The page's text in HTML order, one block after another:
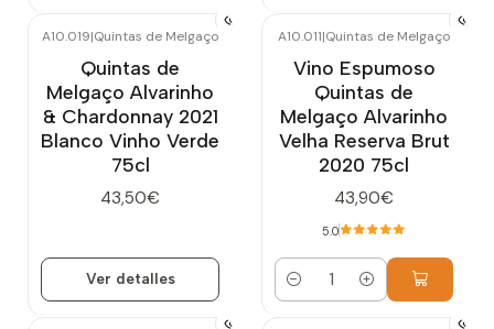
A10.019|Quintas de Melgaço
Quintas de
Melgaço Alvarinho
& Chardonnay 2021
Blanco Vinho Verde
75cl
43,50€
Ver detalles
A10.011|Quintas de Melgaço
Vino Espumoso
Quintas de
Melgaço Alvarinho
Velha Reserva Brut
2020 75cl
43,90€
5.0
Cantidad